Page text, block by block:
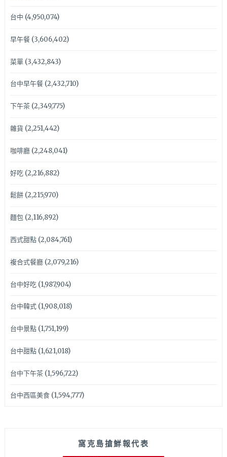
台中 (4,950,074)
早午餐(3,606,402)
菜單(3,432,843)
台中早午餐(2,432,710)
下午茶(2,349,775)
雜貨 (2,251,442)
咖啡廳(2,248,041)
好吃(2,216,882)
鬆餅(2,215,970)
麵包(2,116,892)
西式甜點(2,084,761)
複合式餐廳(2,079,216)
台中好吃(1,987,904)
台中韓式(1,908,018)
台中景點(1,751,199)
台中甜點(1,621,018)
台中下午茶(1,596,722)
台中西區美食(1,594,777)
窩克島搶鮮報代表